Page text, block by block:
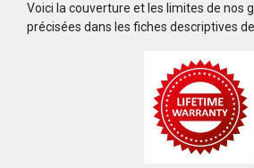
Voici la couverture et les limites de nos
précisées dans les fiches descriptives